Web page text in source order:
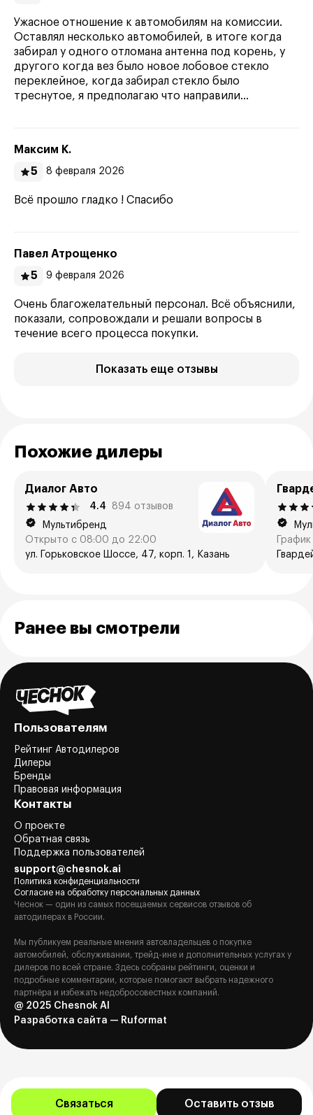
Ужасное отношение к автомобилям на комиссии.
Оставлял несколько автомобилей, в итоге когда
забирал у одного отломана антенна под корень, у
другого когда вез было новое лобовое стекло
переклейное, когда забирал стекло было
треснутое, я предполагаю что направили…
Максим К.
5
8 февраля 2026
Всё прошло гладко ! Спасибо
Павел Атрощенко
5
9 февраля 2026
Очень благожелательный персонал. Всё объяснили,
показали, сопровождали и решали вопросы в
течение всего процесса покупки.
Показать еще отзывы
Похожие дилеры
Диалог Авто
4.4
894 отзывов
Мультибренд
Открыто с 08:00 до 22:00
ул. Горьковское Шоссе, 47, корп. 1, Казань
Ранее вы смотрели
Пользователям
Рейтинг Автодилеров
Дилеры
Бренды
Правовая информация
Контакты
О проекте
Обратная связь
Поддержка пользователей
support@chesnok.ai
Политика конфиденциальности
Согласие на обработку персональных данных
Чеснок — один из самых посещаемых сервисов отзывов об
автодилерах в России.
Мы публикуем реальные мнения автовладельцев о покупке
автомобилей, обслуживании, трейд-ине и дополнительных услугах у
дилеров по всей стране. Здесь собраны рейтинги, оценки и
подробные комментарии, которые помогают выбрать надежного
партнёра и избежать недобросовестных компаний.
@ 2025 Chesnok AI
Разработка сайта — Ruformat
Связаться Оставить отзыв